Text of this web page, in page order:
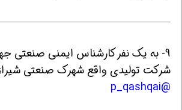
9- به یک نفر کارشناس ایمنی صنعتی
شرکت تولیدی واقع شهرک صنعتی شیراز
@p_qashqai